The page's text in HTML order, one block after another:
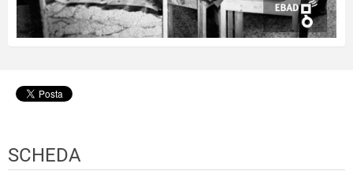
SCHEDA